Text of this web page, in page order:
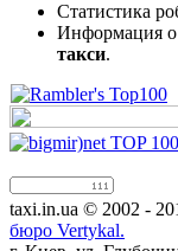
Статистика
Информация о
такси.
taxi.in.ua © 2002 -
бюро Vertykal.